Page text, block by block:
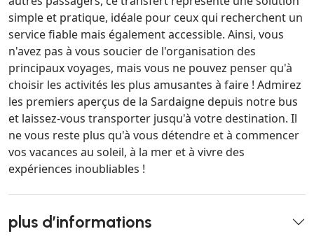
simple et pratique, idéale pour ceux qui recherchent un
service fiable mais également accessible. Ainsi, vous
n'avez pas à vous soucier de l'organisation des
principaux voyages, mais vous ne pouvez penser qu'à
choisir les activités les plus amusantes à faire ! Admirez
les premiers aperçus de la Sardaigne depuis notre bus
et laissez-vous transporter jusqu'à votre destination. Il
ne vous reste plus qu'à vous détendre et à commencer
vos vacances au soleil, à la mer et à vivre des
expériences inoubliables !
plus d’informations